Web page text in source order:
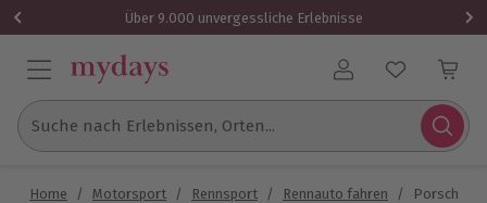
Über 9.000 unvergessliche Erlebnisse
Benutzerkonto
Suche nach Erlebnissen, Orten...
Home / Motorsport / Rennsport / Rennauto fahren / Porsche